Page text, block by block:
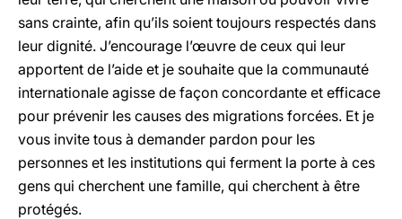
sans crainte, afin qu’ils soient toujours respectés dans
leur dignité. J’encourage l’œuvre de ceux qui leur
apportent de l’aide et je souhaite que la communauté
internationale agisse de façon concordante et efficace
pour prévenir les causes des migrations forcées. Et je
vous invite tous à demander pardon pour les
personnes et les institutions qui ferment la porte à ces
gens qui cherchent une famille, qui cherchent à être
protégés.